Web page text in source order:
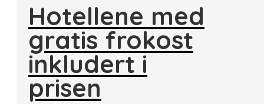
Hotellene med
gratis frokost
inkludert i
prisen